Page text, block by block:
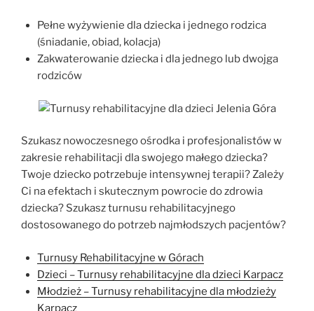
Pełne wyżywienie dla dziecka i jednego rodzica
(śniadanie, obiad, kolacja)
Zakwaterowanie dziecka i dla jednego lub dwojga
rodziców
Szukasz nowoczesnego ośrodka i profesjonalistów w
zakresie rehabilitacji dla swojego małego dziecka?
Twoje dziecko potrzebuje intensywnej terapii? Zależy
Ci na efektach i skutecznym powrocie do zdrowia
dziecka? Szukasz turnusu rehabilitacyjnego
dostosowanego do potrzeb najmłodszych pacjentów?
Turnusy Rehabilitacyjne w Górach
Dzieci – Turnusy rehabilitacyjne dla dzieci Karpacz
Młodzież – Turnusy rehabilitacyjne dla młodzieży
Karpacz